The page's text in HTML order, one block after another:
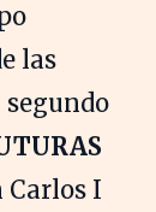
las
segundo
Carlos I